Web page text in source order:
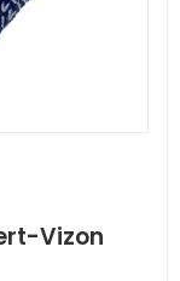
Vizon